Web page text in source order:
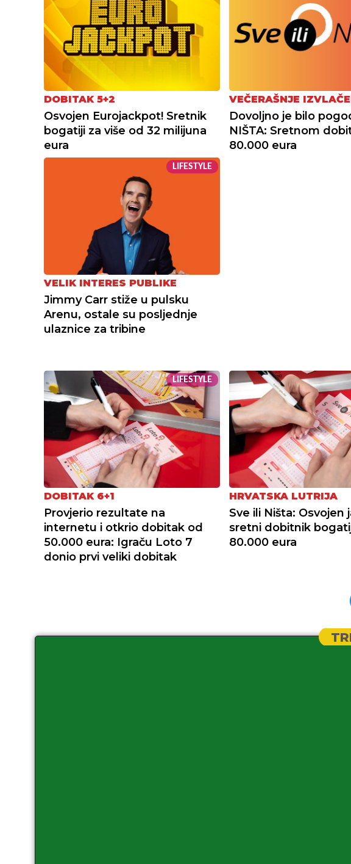
DOBITAK 5+2
Osvojen Eurojackpot! Sretnik
bogatiji za više od 32 milijuna
eura
VEČERAŠNJE
Dovoljno je bilo
NIŠTA: Sretnom
80.000 eura
LIFESTYLE
VELIK INTERES PUBLIKE
Jimmy Carr stiže u pulsku
Arenu, ostale su posljednje
ulaznice za tribine
LIFESTYLE
DOBITAK 6+1
Provjerio rezultate na
internetu i otkrio dobitak od
50.000 eura: Igraču Loto 7
donio prvi veliki dobitak
HRVATSKA LUTRIJA
Sve ili Ništa: Osvojen
sretni dobitnik
80.000 eura